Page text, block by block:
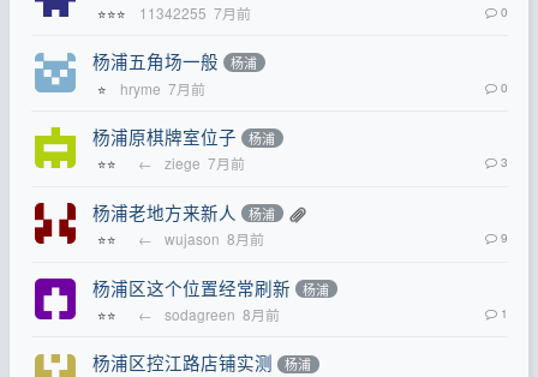
⭐⭐⭐ 11342255 7月前 0
杨浦五角场一般 杨浦
⭐ hryme 7月前 0
杨浦原棋牌室位子 杨浦
⭐⭐ ← ziege 7月前 3
杨浦老地方来新人 杨浦
⭐⭐ ← wujason 8月前 9
杨浦区这个位置经常刷新 杨浦
⭐⭐ ← sodagreen 8月前 1
杨浦区控江路店铺实测 杨浦